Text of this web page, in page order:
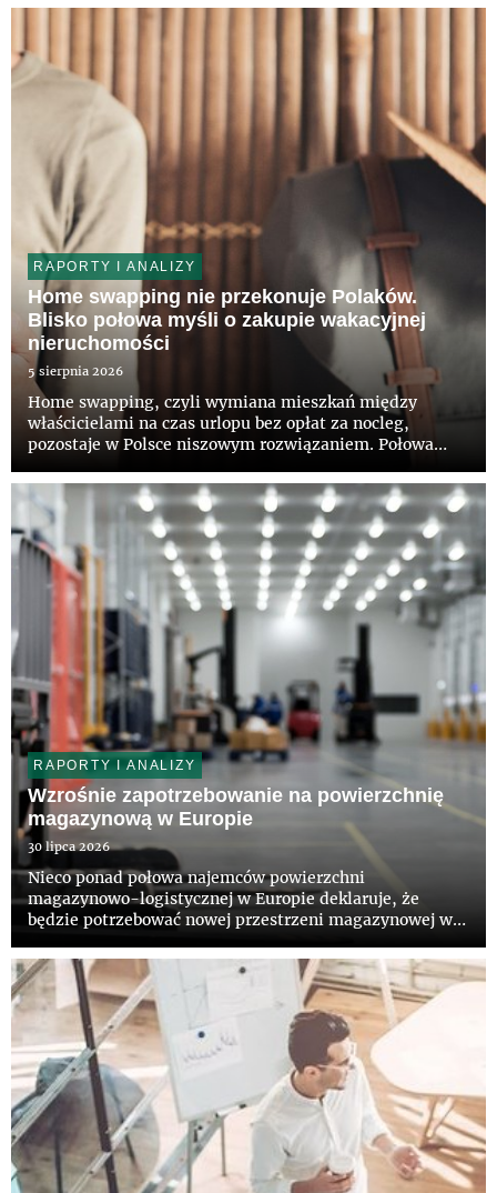
prestiżowym budynku na kolejne lata. Właścicielowi
RAPORTY I ANALIZY
Home swapping nie przekonuje Polaków.
Blisko połowa myśli o zakupie wakacyjnej
nieruchomości
5 sierpnia 2026
Home swapping, czyli wymiana mieszkań między
właścicielami na czas urlopu bez opłat za nocleg,
pozostaje w Polsce niszowym rozwiązaniem. Połowa
12 proc. deklaruje zainteresowanie tym modelem –
wynika z najnowszego...
RAPORTY I ANALIZY
Wzrośnie zapotrzebowanie na powierzchnię
magazynową w Europie
30 lipca 2026
Nieco ponad połowa najemców powierzchni
magazynowo-logistycznej w Europie deklaruje, że
będzie potrzebować nowej przestrzeni magazynowej w
„European Logistics Occupier Survey 2026”,
przygotowanego przez CBRE i firmę A...